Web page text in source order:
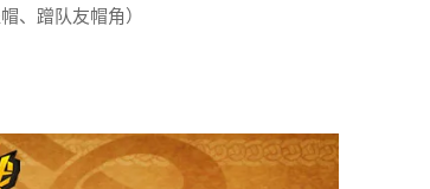
、蹭队友帽角）